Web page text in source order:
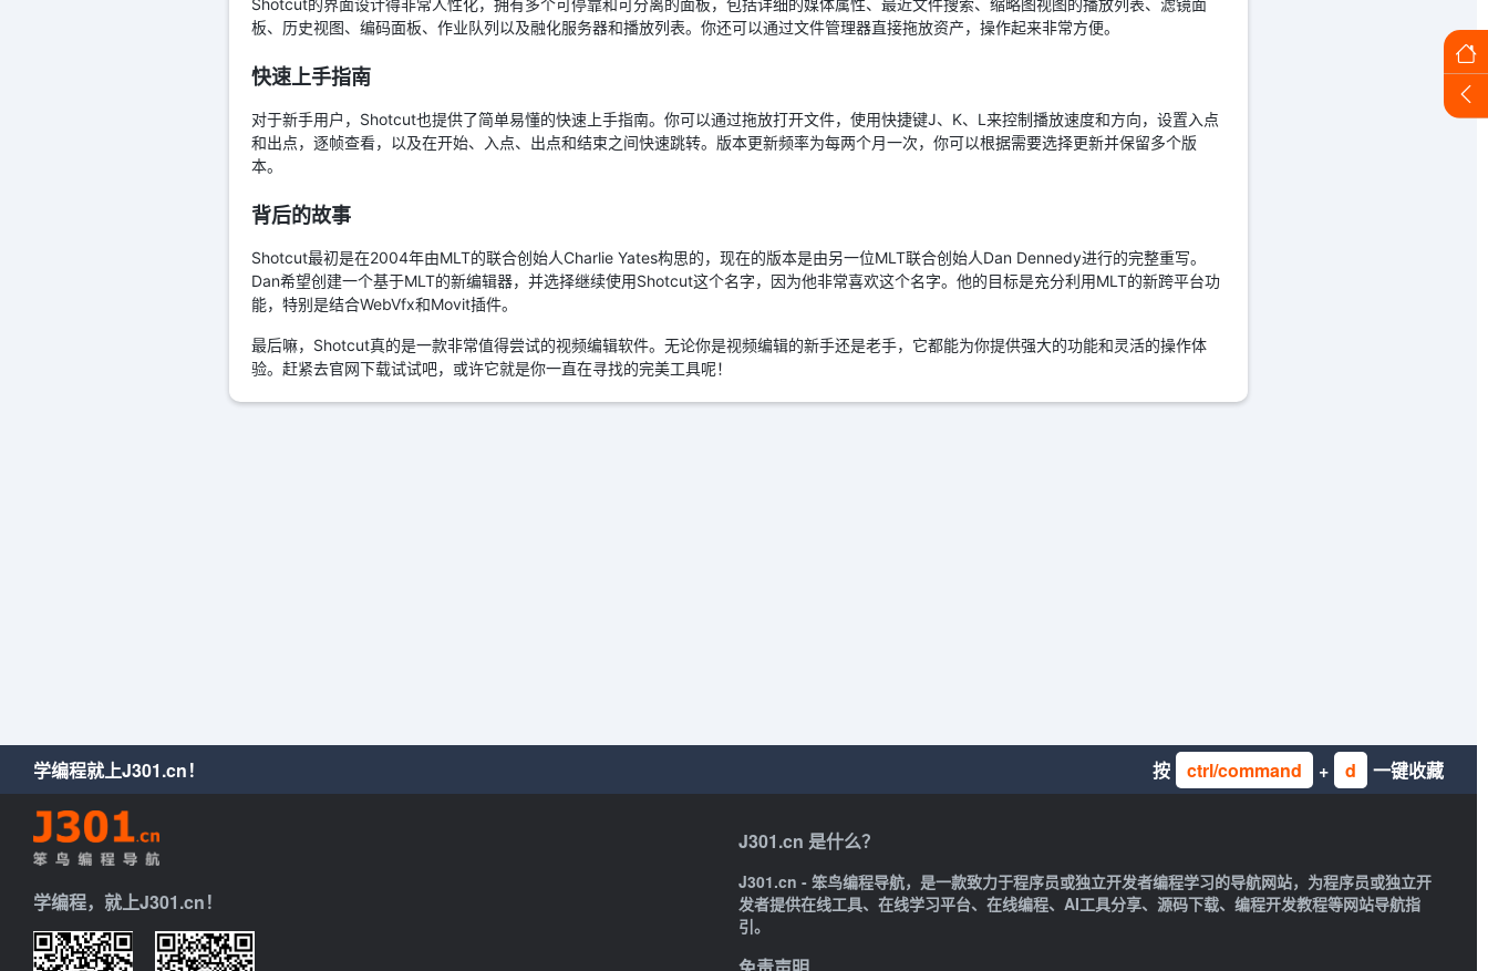
Shotcut的界面设计得非常人性化，拥有多个可停靠和可分离的面板，包括详细的媒体属性、最近文件搜索、缩略图视图的播放列表、滤镜面
板、历史视图、编码面板、作业队列以及融化服务器和播放列表。你还可以通过文件管理器直接拖放资产，操作起来非常方便。
快速上手指南
对于新手用户，Shotcut也提供了简单易懂的快速上手指南。你可以通过拖放打开文件，使用快捷键J、K、L来控制播放速度和方向，设置入点
和出点，逐帧查看，以及在开始、入点、出点和结束之间快速跳转。版本更新频率为每两个月一次，你可以根据需要选择更新并保留多个版
本。
背后的故事
Shotcut最初是在2004年由MLT的联合创始人Charlie Yates构思的，现在的版本是由另一位MLT联合创始人Dan Dennedy进行的完整重写。
Dan希望创建一个基于MLT的新编辑器，并选择继续使用Shotcut这个名字，因为他非常喜欢这个名字。他的目标是充分利用MLT的新跨平台功
能，特别是结合WebVfx和Movit插件。
最后嘛，Shotcut真的是一款非常值得尝试的视频编辑软件。无论你是视频编辑的新手还是老手，它都能为你提供强大的功能和灵活的操作体
验。赶紧去官网下载试试吧，或许它就是你一直在寻找的完美工具呢！
学编程就上J301.cn！ 按 ctrl/command + d 一键收藏
学编程，就上J301.cn！
J301.cn 是什么？
J301.cn - 笨鸟编程导航，是一款致力于程序员或独立开发者编程学习的导航网站，为程序员或独立开
发者提供在线工具、在线学习平台、在线编程、AI工具分享、源码下载、编程开发教程等网站导航指
引。